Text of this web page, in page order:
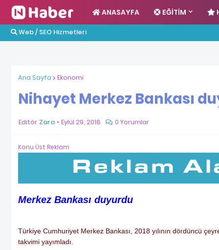
ANASAYFA EĞITIM
Web / SEO Hizmetleri
Ana Sayfa Ekonomi
Nihayet Merkez Bankası
Editör Zara Eylül 29, 2018 0 Yorumlar
Konu Üst Reklam
Merkez Bankası duyurdu
Türkiye Cumhuriyet Merkez Bankası, 2018 yılının dördüncü
takvimi yayımladı.